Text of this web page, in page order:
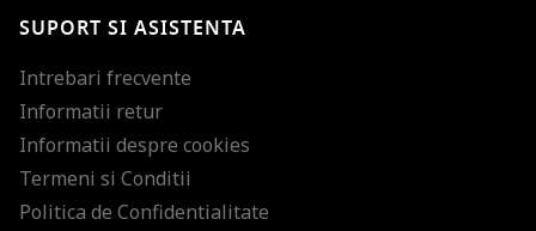
SUPORT SI ASISTENTA
Intrebari frecvente
Informatii retur
Informatii despre cookies
Termeni si Conditii
Politica de Confidentialitate